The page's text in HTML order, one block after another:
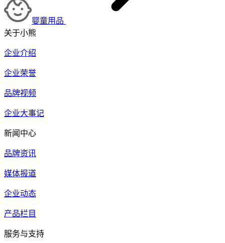
婴童用品
关于小熊
企业介绍
企业荣誉
品牌视频
企业大事记
新闻中心
品牌资讯
媒体报道
企业动态
产品栏目
服务与支持